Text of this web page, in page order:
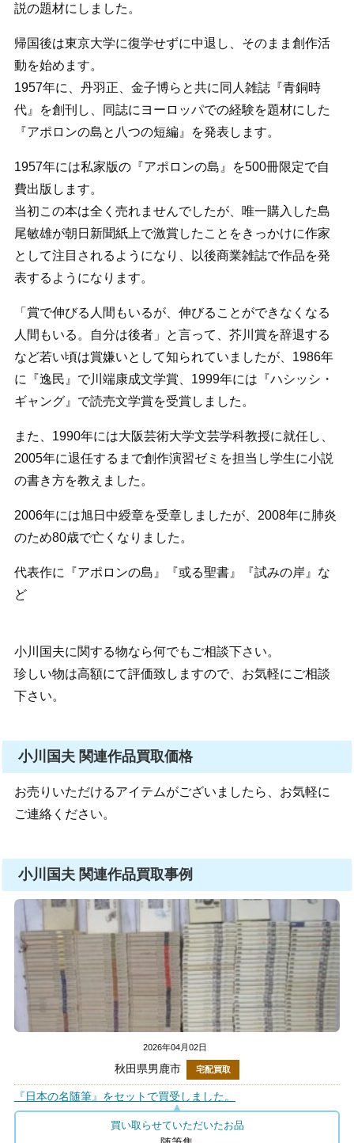
説の題材にしました。
帰国後は東京大学に復学せずに中退し、そのまま創作活
動を始めます。
1957年に、丹羽正、金子博らと共に同人雑誌『青銅時
代』を創刊し、同誌にヨーロッパでの経験を題材にした
『アポロンの島と八つの短編』を発表します。
1957年には私家版の『アポロンの島』を500冊限定で自
費出版します。
当初この本は全く売れませんでしたが、唯一購入した島
尾敏雄が朝日新聞紙上で激賞したことをきっかけに作家
として注目されるようになり、以後商業雑誌で作品を発
表するようになります。
「賞で伸びる人間もいるが、伸びることができなくなる
人間もいる。自分は後者」と言って、芥川賞を辞退する
など若い頃は賞嫌いとして知られていましたが、1986年
に『逸民』で川端康成文学賞、1999年には『ハシッシ・
ギャング』で読売文学賞を受賞しました。
また、1990年には大阪芸術大学文芸学科教授に就任し、
2005年に退任するまで創作演習ゼミを担当し学生に小説
の書き方を教えました。
2006年には旭日中綬章を受章しましたが、2008年に肺炎
のため80歳で亡くなりました。
代表作に『アポロンの島』『或る聖書』『試みの岸』な
ど
小川国夫に関する物なら何でもご相談下さい。
珍しい物は高額にて評価致しますので、お気軽にご相談
下さい。
小川国夫 関連作品買取価格
お売りいただけるアイテムがございましたら、お気軽に
ご連絡ください。
小川国夫 関連作品買取事例
2026年04月02日
秋田県男鹿市 宅配買取
『日本の名随筆』をセットで買受しました。
買い取らせていただいたお品